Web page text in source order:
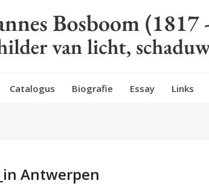
Catalogus Biografie Essay Links
in Antwerpen